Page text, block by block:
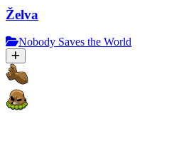
Želva
Nobody Saves the World